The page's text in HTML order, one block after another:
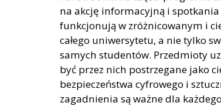
na akcję informacyjną i spotkania
funkcjonują w zróżnicowanym i
całego uniwersytetu, a nie tylko
samych studentów. Przedmioty
być przez nich postrzegane jako
bezpieczeństwa cyfrowego i
zagadnienia są ważne dla